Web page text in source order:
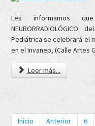
Les informamos que
Pediátrica se celebrará el
en el Invanep, (Calle Artes
Leer más...
Inicio Anterior 6